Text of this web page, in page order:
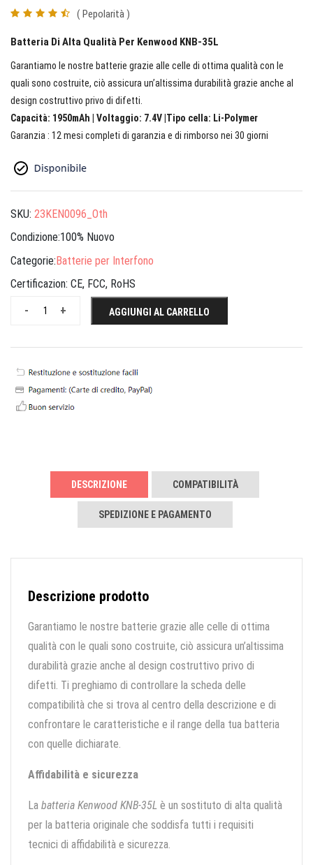
( Pepolarità )
Batteria Di Alta Qualità Per Kenwood KNB-35L
Garantiamo le nostre batterie grazie alle celle di ottima qualità con le
quali sono costruite, ciò assicura un’altissima durabilità grazie anche al
design costruttivo privo di difetti.
Capacità: 1950mAh | Voltaggio: 7.4V |Tipo cella: Li-Polymer
Garanzia : 12 mesi completi di garanzia e di rimborso nei 30 giorni
SKU: 23KEN0096_Oth
Condizione:100% Nuovo
Categorie:Batterie per Interfono
Certificazion: CE, FCC, RoHS
+
- AGGIUNGI AL CARRELLO
DESCRIZIONE COMPATIBILITÀ
SPEDIZIONE E PAGAMENTO
Descrizione prodotto
Garantiamo le nostre batterie grazie alle celle di ottima
qualità con le quali sono costruite, ciò assicura un’altissima
durabilità grazie anche al design costruttivo privo di
difetti. Ti preghiamo di controllare la scheda delle
compatibilità che si trova al centro della descrizione e di
confrontare le caratteristiche e il range della tua batteria
con quelle dichiarate.
Affidabilità e sicurezza
La batteria Kenwood KNB-35L è un sostituto di alta qualità
per la batteria originale che soddisfa tutti i requisiti
tecnici di affidabilità e sicurezza.